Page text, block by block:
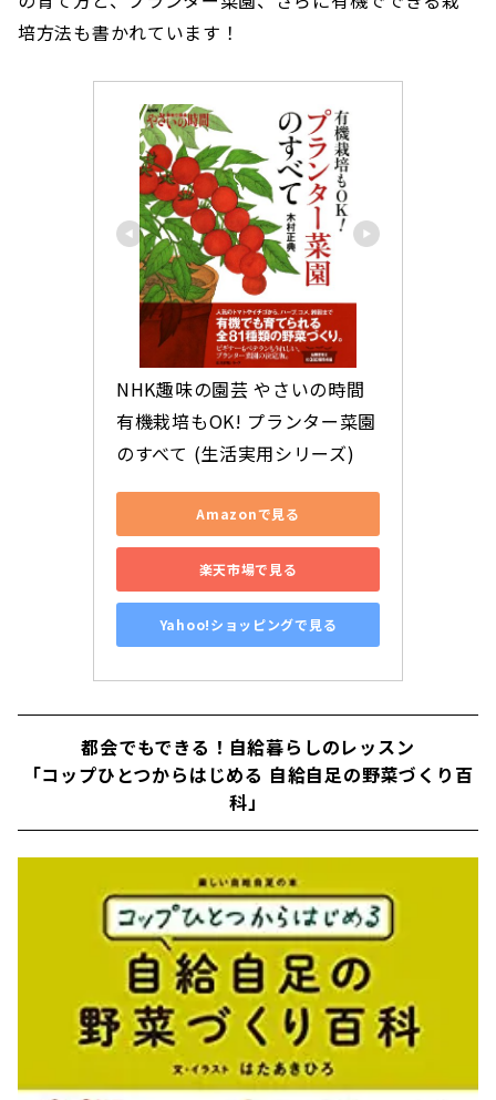
培方法も書かれています！
NHK趣味の園芸 やさいの時間
有機栽培もOK! プランター菜園
のすべて (生活実用シリーズ)
Amazonで見る
楽天市場で見る
Yahoo!ショッピングで見る
都会でもできる！自給暮らしのレッスン
「コップひとつからはじめる 自給自足の野菜づくり百
科」